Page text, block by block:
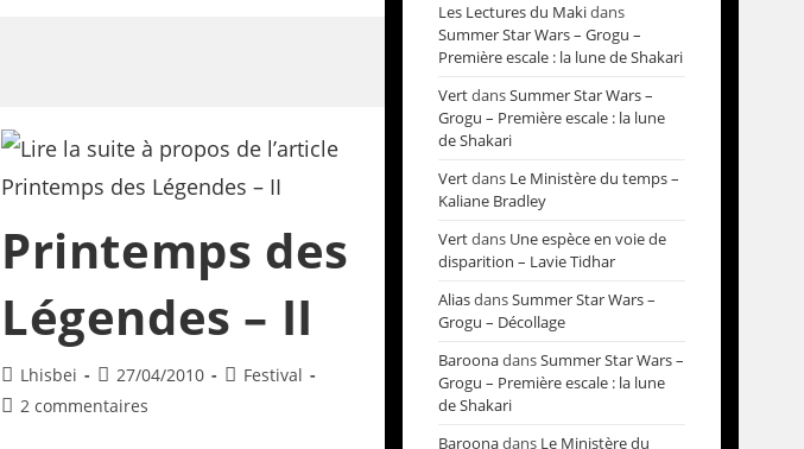
Printemps des
Légendes – II
Lhisbei 27/04/2010
Festival
2 commentaires
Les Lectures du Makidans
Summer Star Wars – Grogu –
Première escale : la lune de Shakari
VertdansSummer Star Wars –
Grogu – Première escale : la lune
de Shakari
Vertdans Le Ministère du temps –
Kaliane Bradley
Vertdans Une espèce en voie de
disparition – Lavie Tidhar
AliasdansSummer Star Wars –
Grogu – Décollage
BaroonadansSummer Star Wars –
Grogu – Première escale : la lune
de Shakari
Baroonadans Le Ministère du